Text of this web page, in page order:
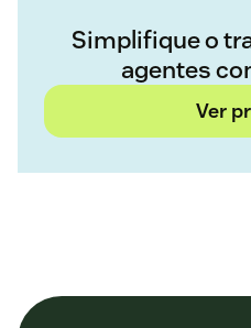
Simplifique o
agentes
Ver